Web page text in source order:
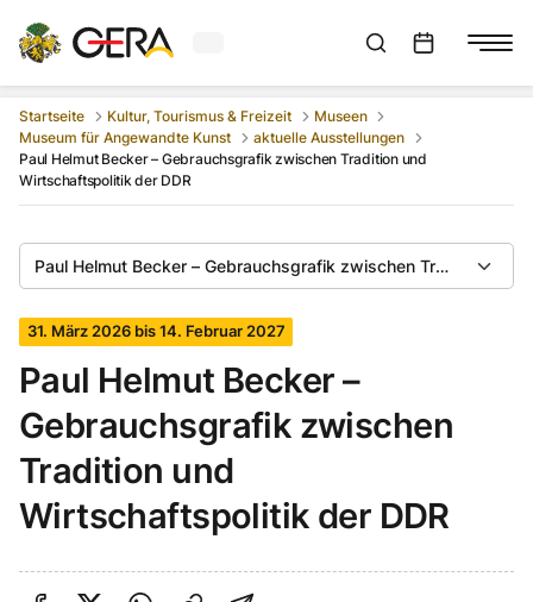
Aktuelles Wetter in GeraSuchleiste anzeigen
Startseite Kultur, Tourismus & Freizeit
Museen
Museum für Angewandte Kunst
aktuelle Ausstellungen
Paul Helmut Becker – Gebrauchsgrafik zwischen Tradition und
Wirtschaftspolitik der DDR
Paul Helmut Becker – Gebrauchsgrafik zwischen Tradition
31. März 2026 bis 14. Februar 2027
Paul Helmut Becker –
Gebrauchsgrafik zwischen
Tradition und
Wirtschaftspolitik der DDR